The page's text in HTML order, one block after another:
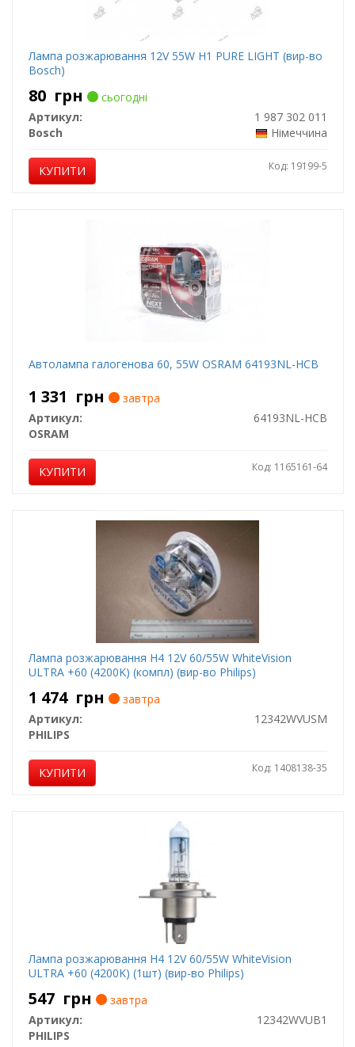
Лампа розжарювання 12V 55W H1 PURE LIGHT (вир-во
Bosch)
80 грн
сьогодні
Артикул:
1 987 302 011
Bosch
Німеччина
КУПИТИ Код: 19199-5
Автолампа галогенова 60, 55W OSRAM 64193NL-HCB
1 331 грн
завтра
Артикул:
64193NL-HCB
OSRAM
КУПИТИ Код: 1165161-64
Лампа розжарювання H4 12V 60/55W WhiteVision
ULTRA +60 (4200K) (компл) (вир-во Philips)
1 474 грн
завтра
Артикул:
12342WVUSM
PHILIPS
КУПИТИ Код: 1408138-35
Лампа розжарювання H4 12V 60/55W WhiteVision
ULTRA +60 (4200K) (1шт) (вир-во Philips)
547 грн
завтра
Артикул:
12342WVUB1
PHILIPS